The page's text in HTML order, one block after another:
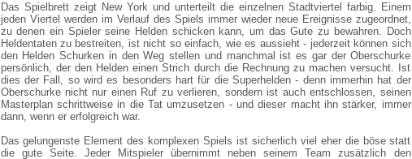
Das Spielbrett zeigt New York und unterteilt die einzelnen Stadtviertel farbig. Einem
jeden Viertel werden im Verlauf des Spiels immer wieder neue Ereignisse zugeordnet,
zu denen ein Spieler seine Helden schicken kann, um das Gute zu bewahren. Doch
Heldentaten zu bestreiten, ist nicht so einfach, wie es aussieht - jederzeit können sich
den Helden Schurken in den Weg stellen und manchmal ist es gar der Oberschurke
persönlich, der den Helden einen Strich durch die Rechnung zu machen versucht. Ist
dies der Fall, so wird es besonders hart für die Superhelden - denn immerhin hat der
Oberschurke nicht nur einen Ruf zu verlieren, sondern ist auch entschlossen, seinen
Masterplan schrittweise in die Tat umzusetzen - und dieser macht ihn stärker, immer
dann, wenn er erfolgreich war.
Das gelungenste Element des komplexen Spiels ist sicherlich viel eher die böse statt
die gute Seite. Jeder Mitspieler übernimmt neben seinem Team zusätzlich den